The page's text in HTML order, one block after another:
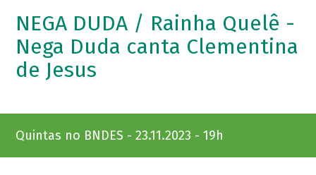
NEGA DUDA / Rainha Quelê -
Nega Duda canta Clementina
de Jesus
Quintas no BNDES - 23.11.2023 - 19h